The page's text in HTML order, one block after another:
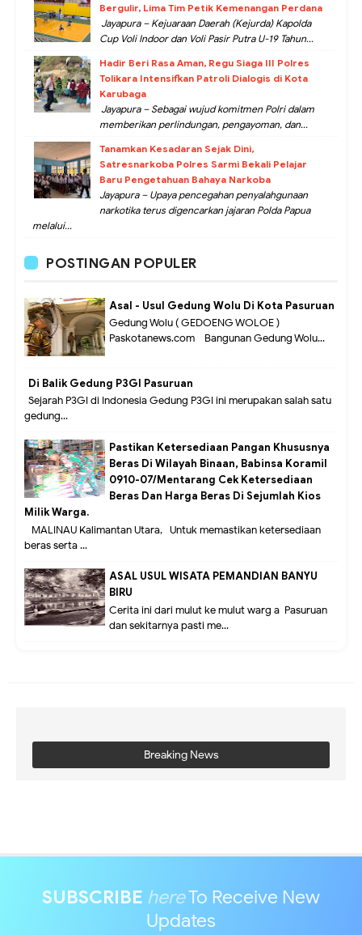
Bergulir, Lima Tim Petik Kemenangan Perdana
Jayapura – Kejuaraan Daerah (Kejurda) Kapolda
Cup Voli Indoor dan Voli Pasir Putra U-19 Tahun...
Hadir Beri Rasa Aman, Regu Siaga III Polres
Tolikara Intensifkan Patroli Dialogis di Kota
Karubaga
Jayapura – Sebagai wujud komitmen Polri dalam
memberikan perlindungan, pengayoman, dan...
Tanamkan Kesadaran Sejak Dini,
Satresnarkoba Polres Sarmi Bekali Pelajar
Baru Pengetahuan Bahaya Narkoba
Jayapura – Upaya pencegahan penyalahgunaan
narkotika terus digencarkan jajaran Polda Papua
melalui...
POSTINGAN POPULER
Asal - Usul Gedung Wolu Di Kota Pasuruan
Gedung Wolu ( GEDOENG WOLOE )
Paskotanews.com - Bangunan Gedung Wolu...
Di Balik Gedung P3GI Pasuruan
Sejarah P3GI di Indonesia Gedung P3GI ini merupakan salah satu
gedung...
Pastikan Ketersediaan Pangan Khususnya
Beras Di Wilayah Binaan, Babinsa Koramil
0910-07/Mentarang Cek Ketersediaan
Beras Dan Harga Beras Di Sejumlah Kios
Milik Warga.
MALINAU Kalimantan Utara,- Untuk memastikan ketersediaan
beras serta ...
ASAL USUL WISATA PEMANDIAN BANYU
BIRU
Cerita ini dari mulut ke mulut warg a Pasuruan
dan sekitarnya pasti me...
Breaking News
SUBSCRIBE hereTo Receive New
Updates